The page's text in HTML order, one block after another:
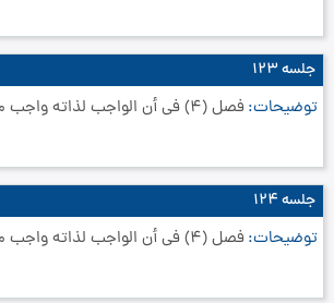
جلسه ۱۲۳
توضیحات فصل (4) في أن الواجب لذاته واجب من جميع جهاته‏ سوال
جلسه ۱۲۴
توضیحات فصل (4) في أن الواجب لذاته واجب من جميع جهاته‏